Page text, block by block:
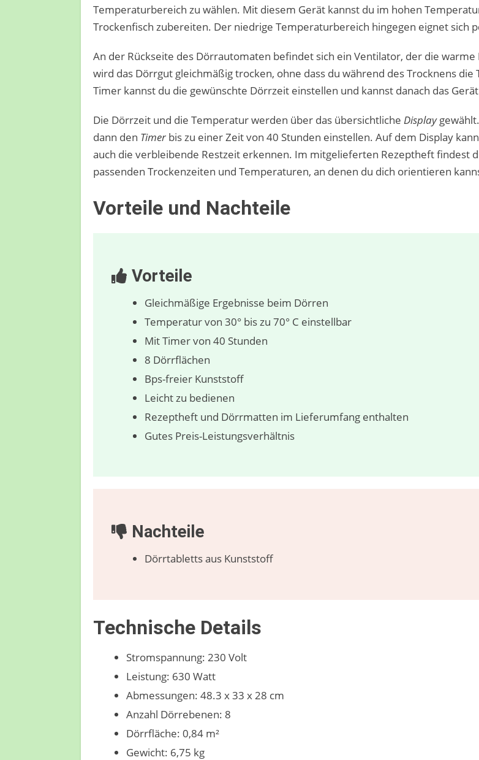
Temperaturbereich zu wählen. Mit diesem Gerät kannst du im hohen
Trockenfisch zubereiten. Der niedrige Temperaturbereich hingegen eignet sich
An der Rückseite des Dörrautomaten befindet sich ein Ventilator, der die
wird das Dörrgut gleichmäßig trocken, ohne dass du während des Trocknens
Timer kannst du die gewünschte Dörrzeit einstellen und kannst danach das
Die Dörrzeit und die Temperatur werden über das übersichtliche Display
dann den Timer bis zu einer Zeit von 40 Stunden einstellen. Auf dem Display
auch die verbleibende Restzeit erkennen. Im mitgelieferten Rezeptheft findest
passenden Trockenzeiten und Temperaturen, an denen du dich orientieren
Vorteile und Nachteile
Vorteile
Gleichmäßige Ergebnisse beim Dörren
Temperatur von 30° bis zu 70° C einstellbar
Mit Timer von 40 Stunden
8 Dörrflächen
Bps-freier Kunststoff
Leicht zu bedienen
Rezeptheft und Dörrmatten im Lieferumfang enthalten
Gutes Preis-Leistungsverhältnis
Nachteile
Dörrtabletts aus Kunststoff
Technische Details
Stromspannung: 230 Volt
Leistung: 630 Watt
Abmessungen: 48.3 x 33 x 28 cm
Anzahl Dörrebenen: 8
Dörrfläche: 0,84 m²
Gewicht: 6,75 kg